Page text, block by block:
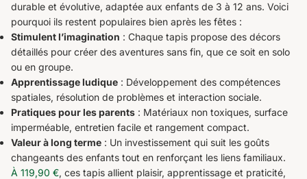
durable et évolutive, adaptée aux enfants de 3 à 12 ans. Voici
pourquoi ils restent populaires bien après les fêtes :
Stimulent l’imagination : Chaque tapis propose des décors
détaillés pour créer des aventures sans fin, que ce soit en solo
ou en groupe.
Apprentissage ludique : Développement des compétences
spatiales, résolution de problèmes et interaction sociale.
Pratiques pour les parents : Matériaux non toxiques, surface
imperméable, entretien facile et rangement compact.
Valeur à long terme : Un investissement qui suit les goûts
changeants des enfants tout en renforçant les liens familiaux.
À 119,90 €, ces tapis allient plaisir, apprentissage et praticité,